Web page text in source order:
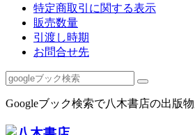
特定商取引に関する表示
販売数量
引渡し時期
お問合せ先
Googleブック検索で八木書店の出版